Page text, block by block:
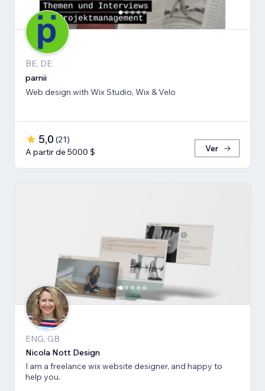
BE, DE
parnii
Web design with Wix Studio, Wix & Velo
5,0 (21)
A partir de 5000 $
Ver
ENG, GB
Nicola Nott Design
I am a freelance wix website designer, and happy to
help you.